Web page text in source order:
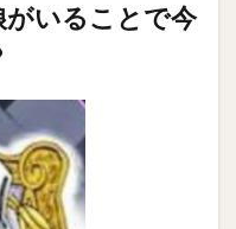
いることで今